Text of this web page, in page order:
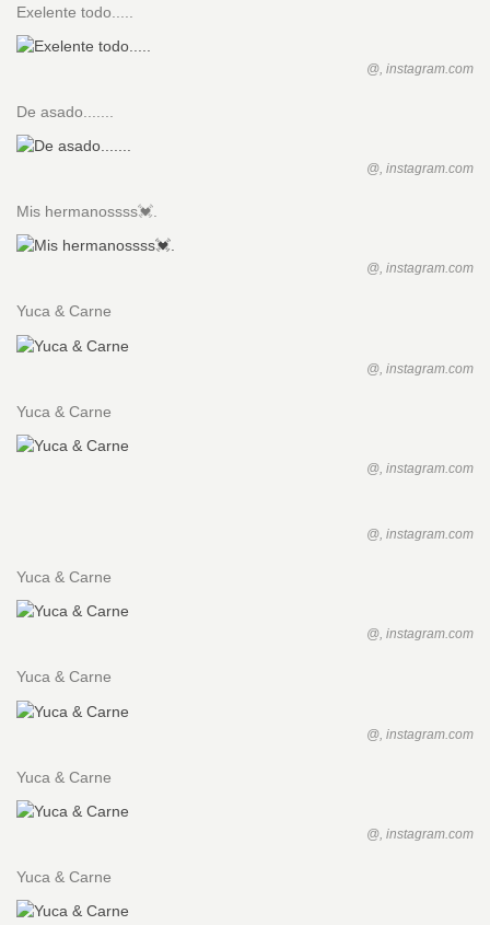
Exelente todo.....
@, instagram.com
De asado.......
@, instagram.com
Mis hermanossss💓.
@, instagram.com
Yuca & Carne
@, instagram.com
Yuca & Carne
@, instagram.com
@, instagram.com
Yuca & Carne
@, instagram.com
Yuca & Carne
@, instagram.com
Yuca & Carne
@, instagram.com
Yuca & Carne